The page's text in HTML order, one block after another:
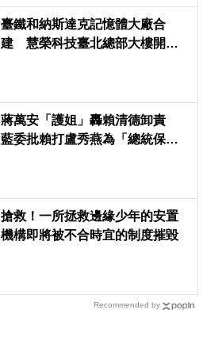
臺鐵和納斯達克記憶體大廠合
建 慧榮科技臺北總部大樓開工
蔣萬安「護姐」轟賴清德卸責
藍委批賴打盧秀燕為「總統保位
搶救！一所拯救邊緣少年的安置
機構即將被不合時宜的制度摧毀
Recommended by